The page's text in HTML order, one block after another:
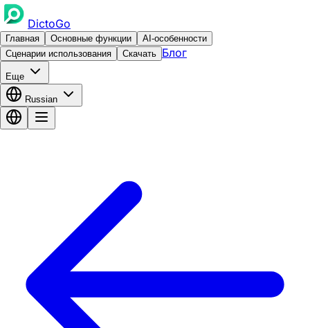
DictoGo
Главная Основные функции
AI-особенности
Сценарии использования
Скачать Блог
Еще
Russian